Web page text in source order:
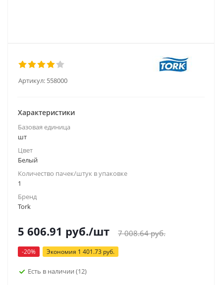
Артикул: 558000
Характеристики
Базовая единица
шт
Цвет
Белый
Количество пачек/штук в упаковке
1
Бренд
Tork
5 606.91 руб./шт 7 008.64руб.
-20% Экономия 1 401.73 руб.
Есть в наличии (12)